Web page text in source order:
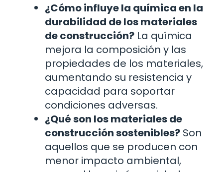
¿Cómo influye la química en la
durabilidad de los materiales
de construcción? La química
mejora la composición y las
propiedades de los materiales,
aumentando su resistencia y
capacidad para soportar
condiciones adversas.
¿Qué son los materiales de
construcción sostenibles? Son
aquellos que se producen con
menor impacto ambiental,